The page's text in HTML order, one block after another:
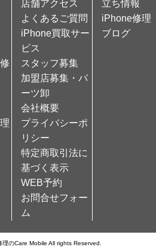
店舗アクセス
よくあるご質問
iPhone買取サー
ビス
スタッフ募集
加盟店募集・パ
ーツ卸
会社概要
プライバシーポ
リシー
特定商取引法に
基づく表示
WEB予約
お問合せフォー
ム
立ち情報
iPhone修理
ブログ
のCare Mobile All rights Reserved.